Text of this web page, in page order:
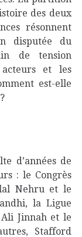
des deux
résonnent
disputée du
de tension
et les
est-elle
d’années de
: le Congrès
Nehru et le
la Ligue
Jinnah et le
Stafford